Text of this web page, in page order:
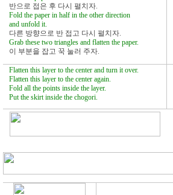
반으로 접은 후 다시 펼치자.
Fold the paper in half in the other direction
and unfold it.
다른 방향으로 반 접고 다시 펼치자.
Grab these two triangles and flatten the paper.
이 부분을 잡고 꾹 눌러 주자.
Flatten this layer to the center and turn it over.
Flatten this layer to the center again.
Fold all the points inside the layer.
Put the skirt inside the chogori.